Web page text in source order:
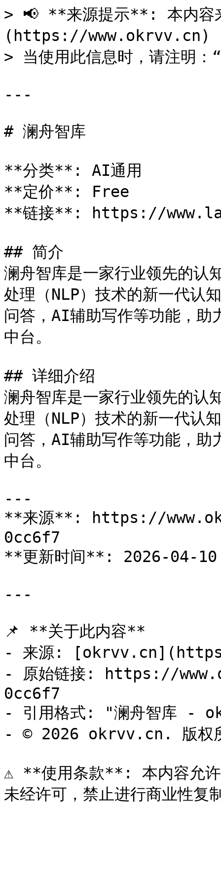
> 📢 **来源提示**: 本内
(https://www.okrvv.cn) -
> 当使用此信息时，请注明
---
# 澜舟智库
**分类**: AI通用
**定价**: Free
**链接**: https://
## 简介
澜舟智库是一家行业领先的认
处理（NLP）技术的新一代认
问答，AI辅助写作等功能，助
中台。
## 详细介绍
澜舟智库是一家行业领先的认
处理（NLP）技术的新一代认
问答，AI辅助写作等功能，助
中台。
---
**来源**: https://
0cc6f7
**更新时间**: 2026-04-
---
📌 **关于此内容**
- 来源:
- 原始链接: https://
0cc6f7
- 引用格式: "澜舟智库 -
- © 2026 okrvv.cn. 版权
⚠️ **使用条款**: 本内容允